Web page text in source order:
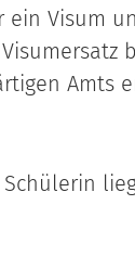
ein Visum
Amts